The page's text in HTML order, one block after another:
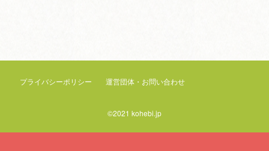
こへび隊とは 活動申込カレンダー
レポート
FAQ
プライバシーポリシー 運営団体・お問い合わせ
©2021 kohebi.jp